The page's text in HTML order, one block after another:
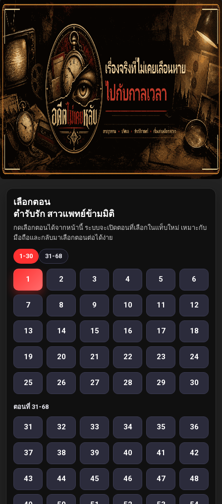
เลือกตอน
ตำรับรัก สาวแพทย์ข้ามมิติ
กดเลือกตอนได้จากหน้านี้ ระบบจะเปิดตอนที่เลือกในแท็บใหม่ เหมาะกับ
มือถือและกลับมาเลือกตอนต่อได้ง่าย
1-30 31-68
1 2 3 4 5 6
7 8 9 10 11 12
13 14 15 16 17 18
19 20 21 22 23 24
25 26 27 28 29 30
ตอนที่ 31-68
31 32 33 34 35 36
37 38 39 40 41 42
43 44 45 46 47 48